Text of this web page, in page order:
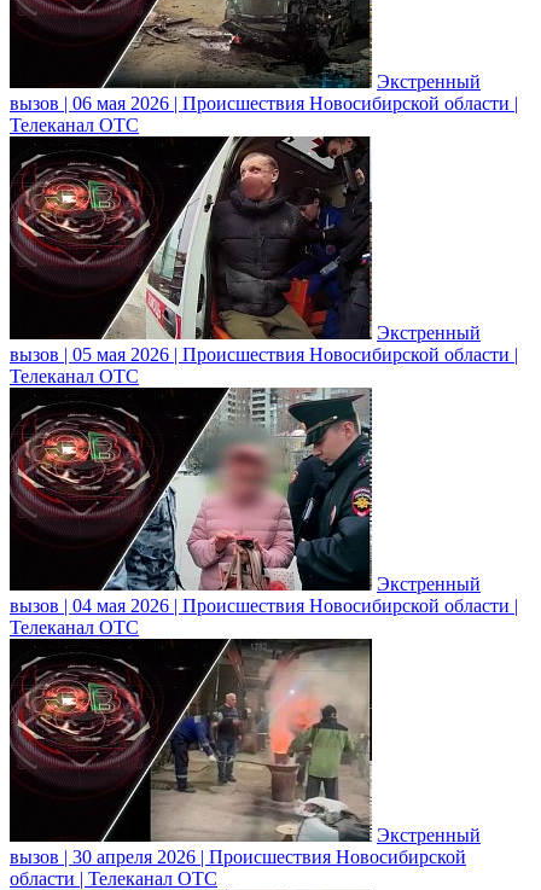
Экстренный
вызов | 06 мая 2026 | Происшествия Новосибирской области |
Телеканал ОТС
Экстренный
вызов | 05 мая 2026 | Происшествия Новосибирской области |
Телеканал ОТС
Экстренный
вызов | 04 мая 2026 | Происшествия Новосибирской области |
Телеканал ОТС
Экстренный
вызов | 30 апреля 2026 | Происшествия Новосибирской
области | Телеканал ОТС